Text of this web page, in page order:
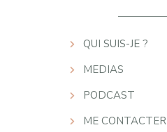
QUI SUIS-JE ?
MEDIAS
PODCAST
ME CONTACTER